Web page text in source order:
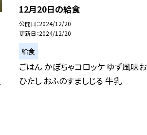
12月20日の給食
公開日 2024/12/20
更新日 2024/12/20
給食
ごはん かぼちゃコロッケ ゆず風味お
ひたし おふのすましじる 牛乳